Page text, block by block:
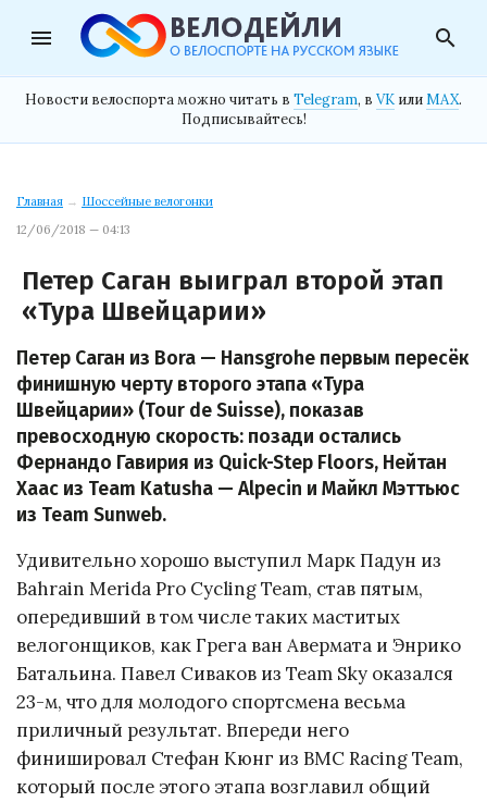
menu search
Новости велоспорта можно читать в Telegram, в VK илиMAX.
Подписывайтесь!
Главная → Шоссейные велогонки
12/06/2018 — 04:13
Петер Саган выиграл второй этап
«Тура Швейцарии»
Петер Саган из Bora — Hansgrohe первым пересёк
финишную черту второго этапа «Тура
Швейцарии» (Tour de Suisse), показав
превосходную скорость: позади остались
Фернандо Гавирия из Quick-Step Floors, Нейтан
Хаас из Team Katusha — Alpecin и Майкл Мэттьюс
из Team Sunweb.
Удивительно хорошо выступил Марк Падун из
Bahrain Merida Pro Cycling Team, став пятым,
опередивший в том числе таких маститых
велогонщиков, как Грега ван Авермата и Энрико
Батальина. Павел Сиваков из Team Sky оказался
23-м, что для молодого спортсмена весьма
приличный результат. Впереди него
финишировал Стефан Кюнг из BMC Racing Team,
который после этого этапа возглавил общий